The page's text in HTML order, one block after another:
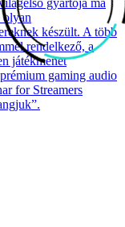
olyan
készült. A több
rendelkező, a
játékmenet
gaming audio
for Streamers